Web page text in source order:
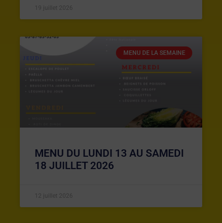
19 juillet 2026
MENU DE LA SEMAINE
MENU DU LUNDI 13 AU SAMEDI
18 JUILLET 2026
12 juillet 2026